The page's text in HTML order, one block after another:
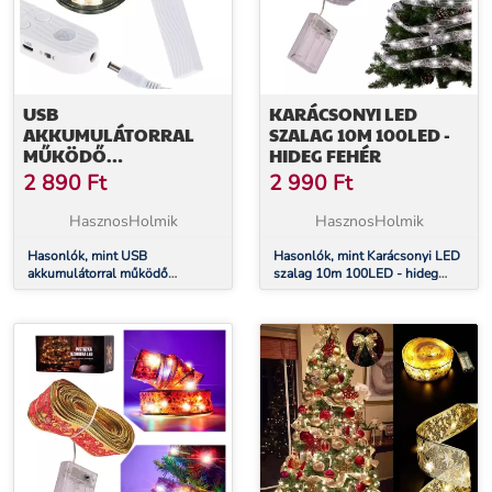
USB
AKKUMULÁTORRAL
MŰKÖDŐ
MOZGÁSÉRZÉKELŐ LED
SZALAG 2M MELEG
FEHÉR
2 890 Ft
HasznosHolmik
Hasonlók, mint USB
akkumulátorral működő
mozgásérzékelő LED szalag 2M
KARÁCSONYI LED
SZALAG 10M 100LED -
HIDEG FEHÉR
2 990 Ft
HasznosHolmik
Hasonlók, mint Karácsonyi LED
szalag 10m 100LED - hideg
fehér